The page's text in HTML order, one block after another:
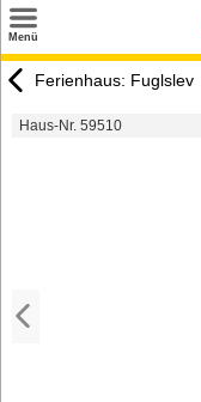
Menü
Urlaubsziele
Ferienhaus: Fuglslev
Haus-Nr. 59510